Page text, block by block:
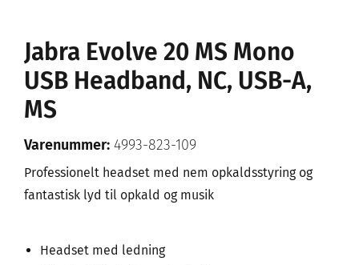
Jabra Evolve 20 MS Mono
USB Headband, NC, USB-A,
MS
Varenummer: 4993-823-109
Professionelt headset med nem opkaldsstyring og
fantastisk lyd til opkald og musik
Headset med ledning